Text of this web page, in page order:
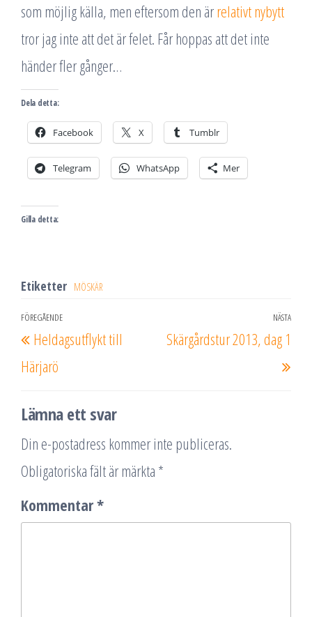
som möjlig källa, men eftersom den ärrelativt nybytt
tror jag inte att det är felet. Får hoppas att det inte
händer fler gånger…
Dela detta:
Facebook X Tumblr
Telegram WhatsApp Mer
Gilla detta:
Etiketter MÖSKÄR
Inläggsnavigering
Föregående
inlägg
FÖREGÅENDE
Heldagsutflykt till
Härjarö
NÄSTA
Skärgårdstur 2013, dag 1
Lämna ett svar
Din e-postadress kommer inte publiceras.
Obligatoriska fält är märkta *
Kommentar*